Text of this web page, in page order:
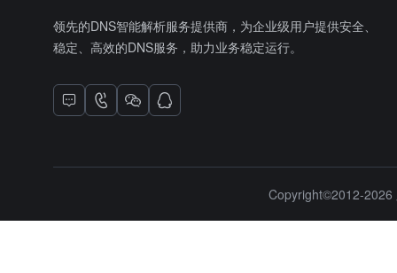
领先的DNS智能解析服务提供商，为企业级用户提供安全、
稳定、高效的DNS服务，助力业务稳定运行。
Copyright©2012-2026